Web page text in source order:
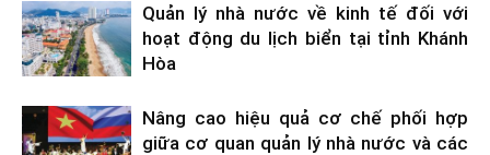
Quản lý nhà nước về kinh tế đối với
hoạt động du lịch biển tại tỉnh Khánh
Hòa
Nâng cao hiệu quả cơ chế phối hợp
giữa cơ quan quản lý nhà nước và các